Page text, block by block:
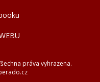
práva vyhrazena.